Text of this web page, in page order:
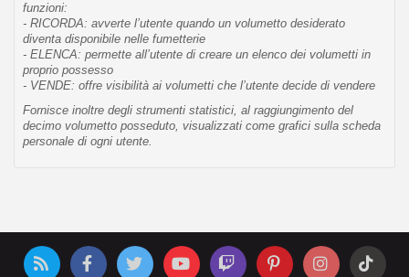
funzioni:
- RICORDA: avverte l’utente quando un volumetto desiderato
diventa disponibile nelle fumetterie
- ELENCA: permette all’utente di creare un elenco dei volumetti in
proprio possesso
- VENDE: offre visibilità ai volumetti che l’utente decide di vendere
Fornisce inoltre degli strumenti statistici, al raggiungimento del
decimo volumetto posseduto, visualizzati come grafici sulla scheda
personale di ogni utente.